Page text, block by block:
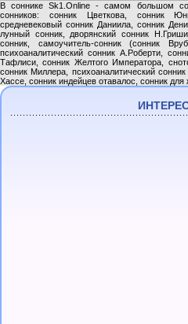
В соннике Sk1.Online - самом большом
сонников: сонник Цветкова, сонник
средневековый сонник Даниила, сонник
лунный сонник, дворянский сонник
сонник, самоучитель-сонник (сонник
психоаналитический сонник А.Роберти,
Тафлиси, сонник Желтого Императора,
сонник Миллера, психоаналитический
Хассе, сонник индейцев отавалос, сонник для